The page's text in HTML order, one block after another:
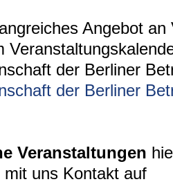
Angebot
der Berliner
der Berliner
Veranstaltungen
uns Kontakt auf